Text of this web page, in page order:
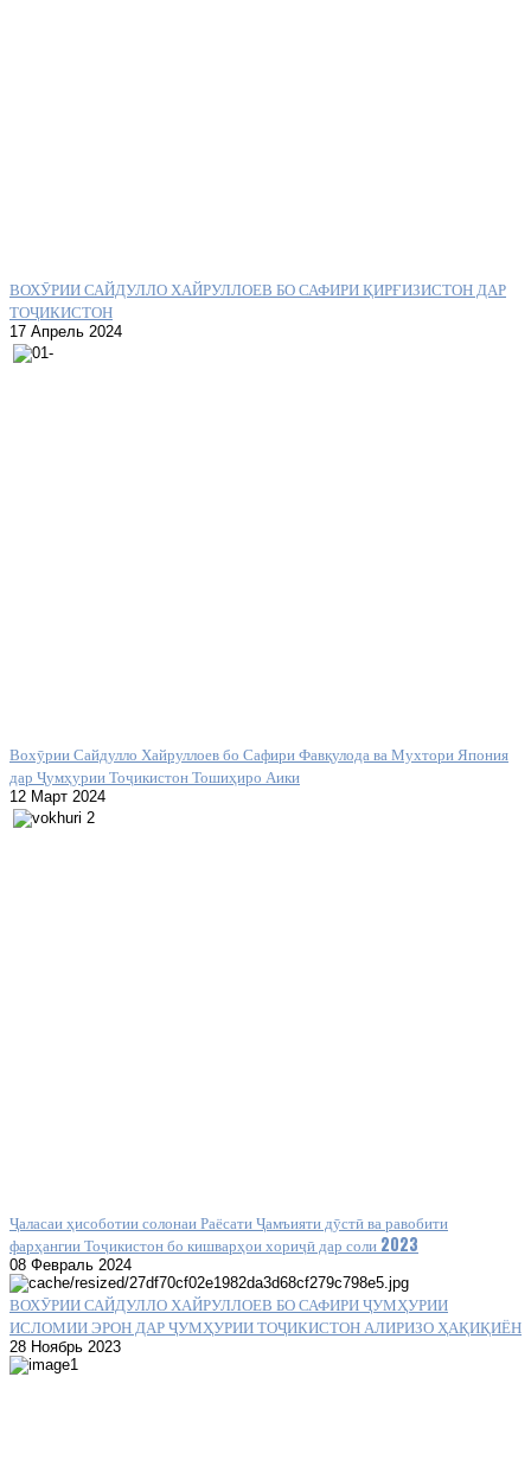
ВОХӮРИИ САЙДУЛЛО ХАЙРУЛЛОЕВ БО САФИРИ ҚИРҒИЗИСТОН ДАР
ТОҶИКИСТОН
17 Апрель 2024
Вохӯрии Сайдулло Хайруллоев бо Сафири Фавқулода ва Мухтори Япония
дар Ҷумҳурии Тоҷикистон Тошиҳиро Аики
12 Март 2024
Ҷаласаи ҳисоботии солонаи Раёсати Ҷамъияти дӯстӣ ва равобити
фарҳангии Тоҷикистон бо кишварҳои хориҷӣ дар соли 2023
08 Февраль 2024
ВОХӮРИИ САЙДУЛЛО ХАЙРУЛЛОЕВ БО САФИРИ ҶУМҲУРИИ
ИСЛОМИИ ЭРОН ДАР ҶУМҲУРИИ ТОҶИКИСТОН АЛИРИЗО ҲАҚИҚИЁН
28 Ноябрь 2023